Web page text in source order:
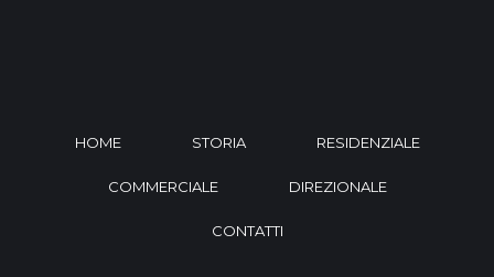
HOME STORIA RESIDENZIALE
COMMERCIALE DIREZIONALE
CONTATTI